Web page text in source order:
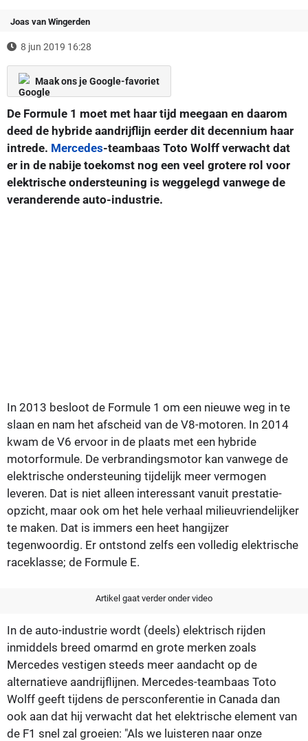
Joas van Wingerden
8 jun 2019 16:28
Maak ons je Google-favoriet
De Formule 1 moet met haar tijd meegaan en daarom
deed de hybride aandrijflijn eerder dit decennium haar
intrede. Mercedes-teambaas Toto Wolff verwacht dat
er in de nabije toekomst nog een veel grotere rol voor
elektrische ondersteuning is weggelegd vanwege de
veranderende auto-industrie.
In 2013 besloot de Formule 1 om een nieuwe weg in te
slaan en nam het afscheid van de V8-motoren. In 2014
kwam de V6 ervoor in de plaats met een hybride
motorformule. De verbrandingsmotor kan vanwege de
elektrische ondersteuning tijdelijk meer vermogen
leveren. Dat is niet alleen interessant vanuit prestatie-
opzicht, maar ook om het hele verhaal milieuvriendelijker
te maken. Dat is immers een heet hangijzer
tegenwoordig. Er ontstond zelfs een volledig elektrische
raceklasse; de Formule E.
Artikel gaat verder onder video
In de auto-industrie wordt (deels) elektrisch rijden
inmiddels breed omarmd en grote merken zoals
Mercedes vestigen steeds meer aandacht op de
alternatieve aandrijflijnen. Mercedes-teambaas Toto
Wolff geeft tijdens de persconferentie in Canada dan
ook aan dat hij verwacht dat het elektrische element van
de F1 snel zal groeien: "Als we luisteren naar onze